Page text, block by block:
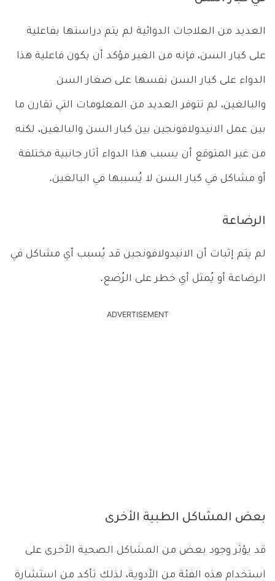
العديد من العلاجات الدوائية لم يتم دراستها بفاعلية
على كبار السن، فإنه من الغير مؤكد أن يكون فاعلية هذا
الدواء على كبار السن نفسها على صغار السن
والبالغين، لم تتوفر العديد من المعلومات التي تقارن ما
بين عمل الانيدولافونجين بين كبار السن والبالغين، لكنه
من غير المتوقع أن يسبب هذا الدواء آثار جانبية مختلفة
أو مشاكل في كبار السن لا يُسببها في البالغين.
الرضاعة
لم يتم إثبات أن الانيدولافونجين قد يُسبب أي مشاكل في
الرضاعة أو يُمثل أي خطر على الرُضع.
ADVERTISEMENT
بعض المشاكل الطبية الأخرى
قد يؤثر وجود بعض من المشاكل الصحية الأخرى على
استخدام هذه الفئة من الأدوية، لذلك تأكد من استشارة